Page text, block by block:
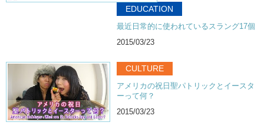
EDUCATION
最近日常的に使われているスラング17個
2015/03/23
CULTURE
アメリカの祝日聖パトリックとイースタ
ーって何？
2015/03/23